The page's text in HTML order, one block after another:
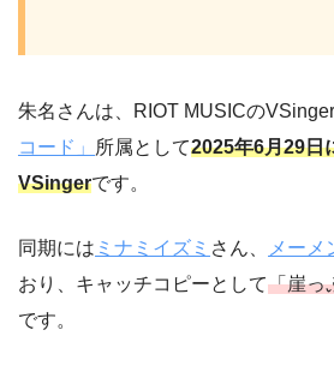
朱名さんは、RIOT MUSICの
コード」
所属として2025年6月29日
VSingerです。
同期には ミナミイズミ さん、 メーメ
おり、キャッチコピーとして「崖っ
です。